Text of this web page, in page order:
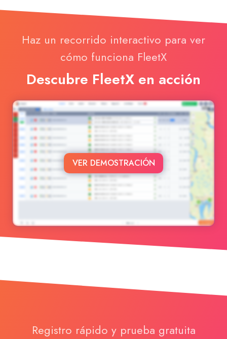
Haz un recorrido interactivo para ver
cómo funciona FleetX
Descubre FleetX en acción
VER DEMOSTRACIÓN
Registro rápido y prueba gratuita